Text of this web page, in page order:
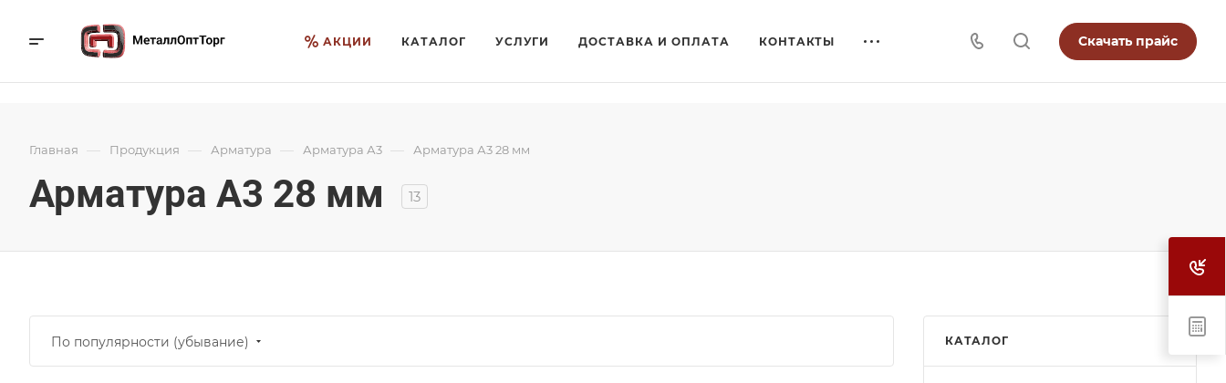
АКЦИИ КАТАЛОГ УСЛУГИ ДОСТАВКА И ОПЛАТА КОНТАКТЫ Скачать прайс
Главная — Продукция — Арматура — Арматура А3 — Арматура А3 28 мм
Арматура А3 28 мм 13
По популярности (убывание) КАТАЛОГ